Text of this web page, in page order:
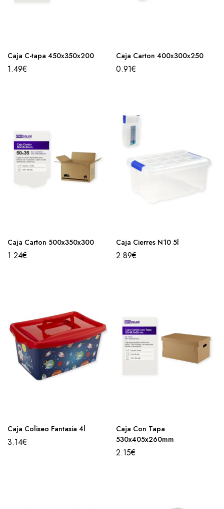
Caja C-tapa 450x350x200
1.49€
Caja Carton 400x300x250
0.91€
Caja Carton 500x350x300
1.24€
Caja Cierres N10 5l
2.89€
Caja Coliseo Fantasia 4l
3.14€
Caja Con Tapa
530x405x260mm
2.15€